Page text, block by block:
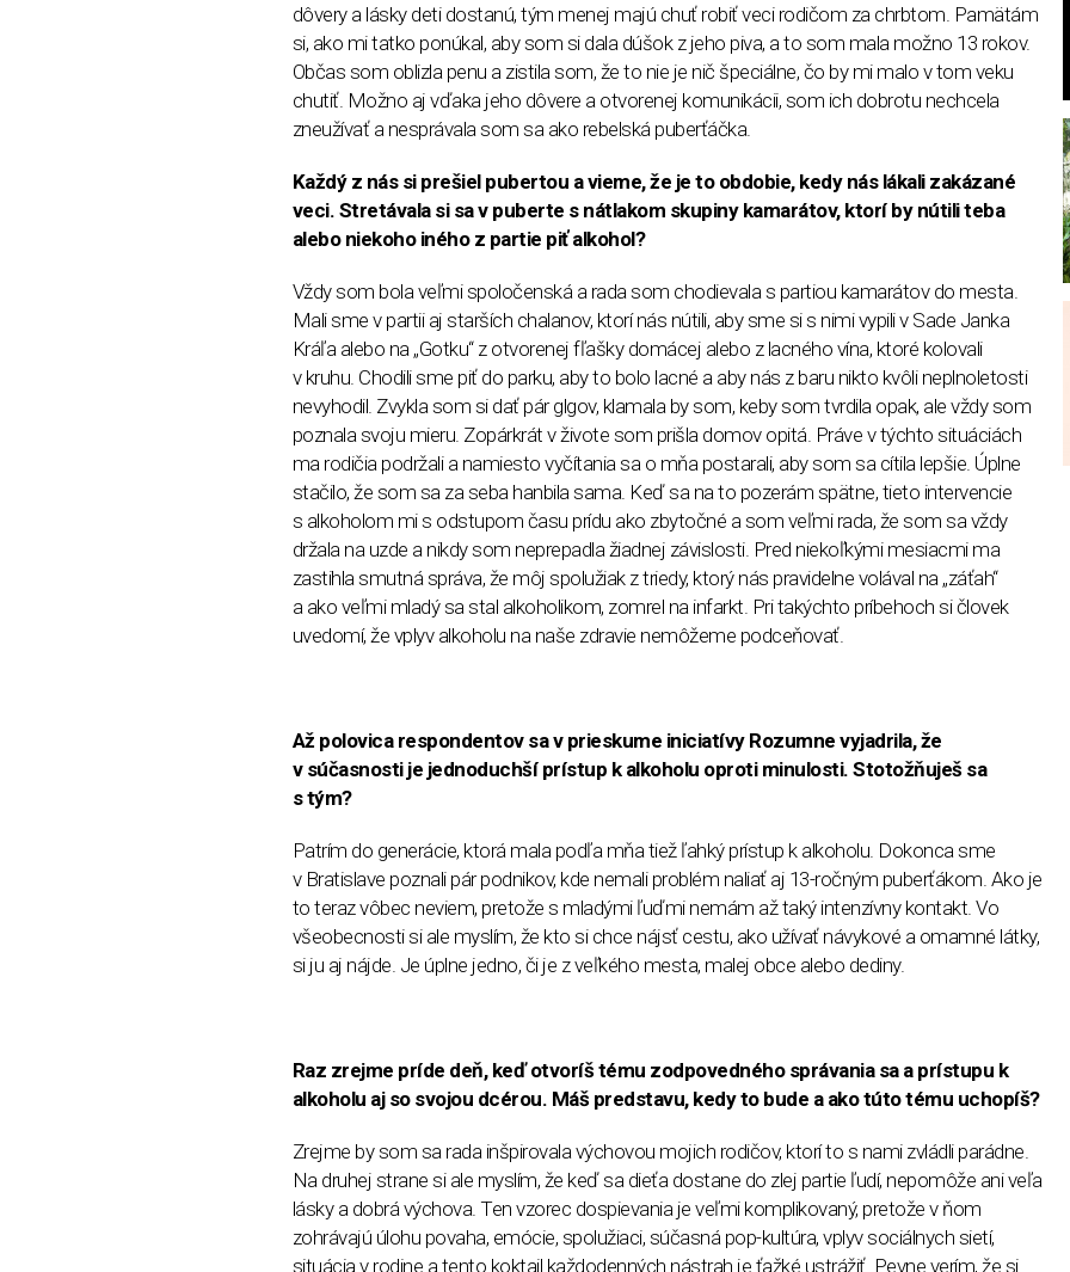
dôvery a lásky deti dostanú, tým menej majú chuť robiť veci rodičom za chrbtom. Pamätám
si, ako mi tatko ponúkal, aby som si dala dúšok z jeho piva, a to som mala možno 13 rokov.
Občas som oblizla penu a zistila som, že to nie je nič špeciálne, čo by mi malo v tom veku
chutiť. Možno aj vďaka jeho dôvere a otvorenej komunikácii, som ich dobrotu nechcela
zneužívať a nesprávala som sa ako rebelská puberťáčka.
Každý z nás si prešiel pubertou a vieme, že je to obdobie, kedy nás lákali zakázané
veci. Stretávala si sa v puberte s nátlakom skupiny kamarátov, ktorí by nútili teba
alebo niekoho iného z partie piť alkohol?
Vždy som bola veľmi spoločenská a rada som chodievala s partiou kamarátov do mesta.
Mali sme v partii aj starších chalanov, ktorí nás nútili, aby sme si s nimi vypili v Sade Janka
Kráľa alebo na „Gotku“ z otvorenej fľašky domácej alebo z lacného vína, ktoré kolovali
v kruhu. Chodili sme piť do parku, aby to bolo lacné a aby nás z baru nikto kvôli neplnoletosti
nevyhodil. Zvykla som si dať pár glgov, klamala by som, keby som tvrdila opak, ale vždy som
poznala svoju mieru. Zopárkrát v živote som prišla domov opitá. Práve v týchto situáciách
ma rodičia podržali a namiesto vyčítania sa o mňa postarali, aby som sa cítila lepšie. Úplne
stačilo, že som sa za seba hanbila sama. Keď sa na to pozerám spätne, tieto intervencie
s alkoholom mi s odstupom času prídu ako zbytočné a som veľmi rada, že som sa vždy
držala na uzde a nikdy som neprepadla žiadnej závislosti. Pred niekoľkými mesiacmi ma
zastihla smutná správa, že môj spolužiak z triedy, ktorý nás pravidelne volával na „záťah“
a ako veľmi mladý sa stal alkoholikom, zomrel na infarkt. Pri takýchto príbehoch si človek
uvedomí, že vplyv alkoholu na naše zdravie nemôžeme podceňovať.
Až polovica respondentov sa v prieskume iniciatívy Rozumne vyjadrila, že
v súčasnosti je jednoduchší prístup k alkoholu oproti minulosti. Stotožňuješ sa
s tým?
Patrím do generácie, ktorá mala podľa mňa tiež ľahký prístup k alkoholu. Dokonca sme
v Bratislave poznali pár podnikov, kde nemali problém naliať aj 13-ročným puberťákom. Ako je
to teraz vôbec neviem, pretože s mladými ľuďmi nemám až taký intenzívny kontakt. Vo
všeobecnosti si ale myslím, že kto si chce nájsť cestu, ako užívať návykové a omamné látky,
si ju aj nájde. Je úplne jedno, či je z veľkého mesta, malej obce alebo dediny.
Raz zrejme príde deň, keď otvoríš tému zodpovedného správania sa a prístupu k
alkoholu aj so svojou dcérou. Máš predstavu, kedy to bude a ako túto tému uchopíš?
Zrejme by som sa rada inšpirovala výchovou mojich rodičov, ktorí to s nami zvládli parádne.
Na druhej strane si ale myslím, že keď sa dieťa dostane do zlej partie ľudí, nepomôže ani veľa
lásky a dobrá výchova. Ten vzorec dospievania je veľmi komplikovaný, pretože v ňom
zohrávajú úlohu povaha, emócie, spolužiaci, súčasná pop-kultúra, vplyv sociálnych sietí,
situácia v rodine a tento koktail každodenných nástrah je ťažké ustrážiť. Pevne verím, že si